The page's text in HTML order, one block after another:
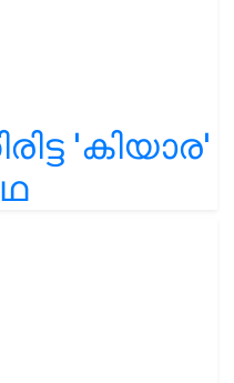
'കിയാര'